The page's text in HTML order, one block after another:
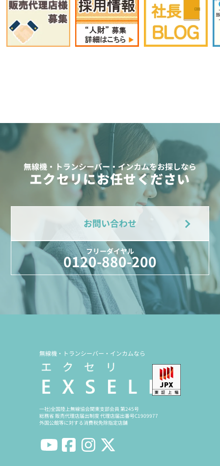
無線機・トランシーバー・インカムをお探しなら
エクセリにお任せください
お問い合わせ
フリーダイヤル
0120-880-200
無線機・トランシーバー・インカムなら
一社)全国陸上無線協会関東支部会員 第245号
総務省 販売代理店届出制度 代理店届出番号C1909977
外国公館等に対する消費税免除指定店舗